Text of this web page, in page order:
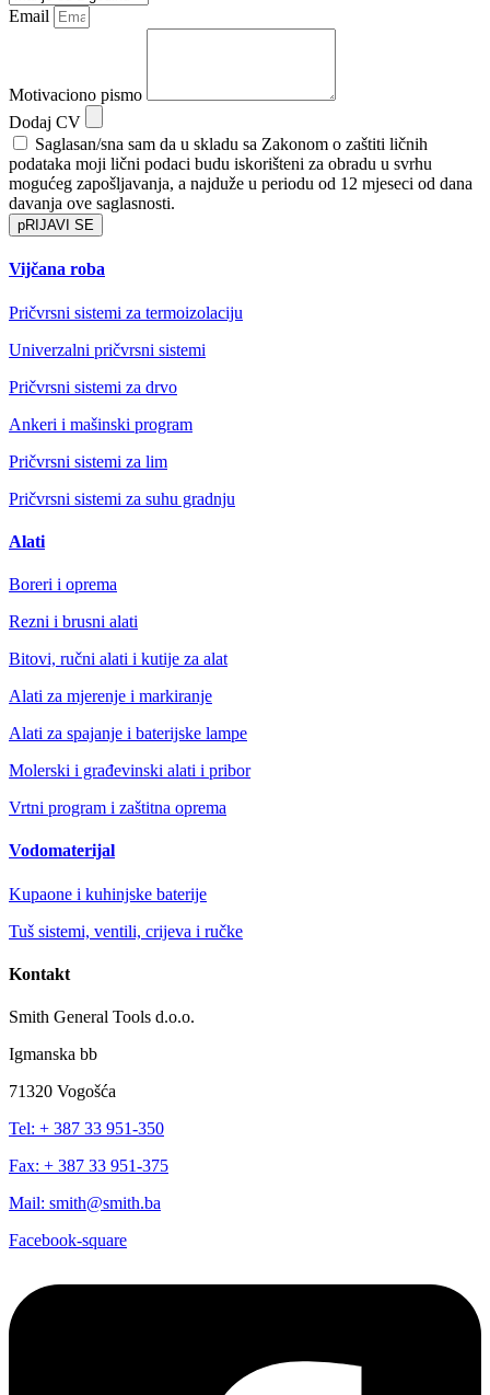
Email
Motivaciono pismo
Dodaj CV
Saglasan/sna sam da u skladu sa Zakonom o zaštiti ličnih
podataka moji lični podaci budu iskorišteni za obradu u svrhu
mogućeg zapošljavanja, a najduže u periodu od 12 mjeseci od dana
davanja ove saglasnosti.
pRIJAVI SE
Vijčana roba
Pričvrsni sistemi za termoizolaciju
Univerzalni pričvrsni sistemi
Pričvrsni sistemi za drvo
Ankeri i mašinski program
Pričvrsni sistemi za lim
Pričvrsni sistemi za suhu gradnju
Alati
Boreri i oprema
Rezni i brusni alati
Bitovi, ručni alati i kutije za alat
Alati za mjerenje i markiranje
Alati za spajanje i baterijske lampe
Molerski i građevinski alati i pribor
Vrtni program i zaštitna oprema
Vodomaterijal
Kupaone i kuhinjske baterije
Tuš sistemi, ventili, crijeva i ručke
Kontakt
Smith General Tools d.o.o.
Igmanska bb
71320 Vogošća
Tel: + 387 33 951-350
Fax: + 387 33 951-375
Mail: smith@smith.ba
Facebook-square